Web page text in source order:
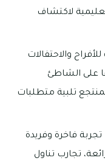
لاكتشاف
والاحتفالات
على الشاطئ
تلبية متطلبات
تجربة فاخرة وفريدة
تجارب تناول